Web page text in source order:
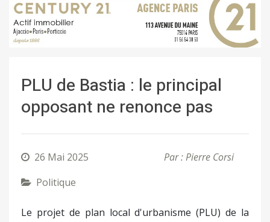
PLU de Bastia : le principal
opposant ne renonce pas
26 Mai 2025
Par : Pierre Corsi
Politique
Le projet de plan local d'urbanisme (PLU) de la